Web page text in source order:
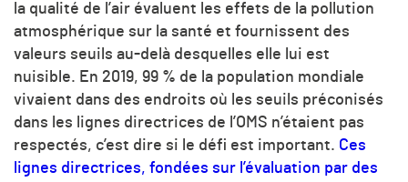
la qualité de l’air évaluent les effets de la pollution
atmosphérique sur la santé et fournissent des
valeurs seuils au-delà desquelles elle lui est
nuisible. En 2019, 99 % de la population mondiale
vivaient dans des endroits où les seuils préconisés
dans les lignes directrices de l’OMS n’étaient pas
respectés, c’est dire si le défi est important. Ces
lignes directrices, fondées sur l’évaluation par des